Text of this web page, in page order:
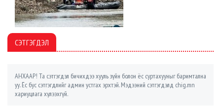
СЭТГЭГДЭЛ
АНХААР! Та сэтгэгдэл бичихдээ хууль зүйн болон ёс суртахууныг баримтална
уу. Ёс бус сэтгэгдлийг админ устгах эрхтэй. Мэдээний сэтгэгдэлд chig.mn
хариуцлага хүлээхгүй.